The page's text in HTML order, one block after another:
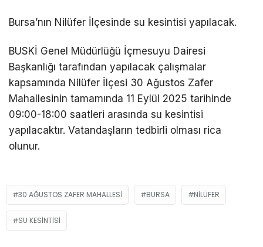
Bursa’nın Nilüfer İlçesinde su kesintisi yapılacak.
BUSKİ Genel Müdürlüğü İçmesuyu Dairesi
Başkanlığı tarafından yapılacak çalışmalar
kapsamında Nilüfer İlçesi 30 Ağustos Zafer
Mahallesinin tamamında 11 Eylül 2025 tarihinde
09:00-18:00 saatleri arasında su kesintisi
yapılacaktır. Vatandaşların tedbirli olması rica
olunur.
30 AĞUSTOS ZAFER MAHALLESI BURSA NILÜFER
SU KESINTISI